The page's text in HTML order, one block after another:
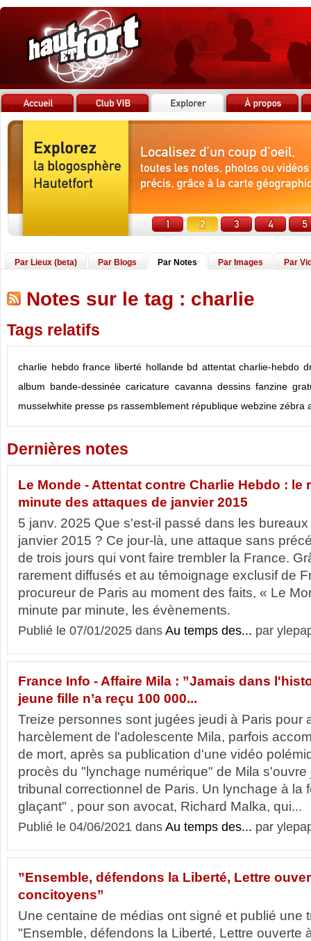
Par Lieux (beta) Par Blogs Par Notes Par Images Par
Notes sur le tag : charlie
Tags relatifs
charlie hebdo france liberté hollande bd attentat charlie-hebdo
album bande-dessinée caricature cavanna dessins fanzine
musselwhite presse ps rassemblement république webzine zébra
Dernières notes
Le Monde - Attentat contre Charlie Hebdo : le
minute des attaques de janvier 2015
5 janv. 2025 Que s'est-il passé dans les
janvier 2015 ? Ce jour-là, une attaque sans
de trois jours qui vont faire trembler la France.
rarement diffusés et au témoignage exclusif de
procureur de Paris au moment des faits, « Le
minute par minute, les évènements.
Publié le 07/01/2025 dans Au temps des... par
France Info - Affaire Mila : ”Jamais dans
jeune fille n’a reçu 100 000...
Treize personnes sont jugées jeudi à Paris pour
harcèlement de l'adolescente Mila, parfois
de mort, après sa publication d'une vidéo
procès du "lynchage numérique" de Mila
tribunal correctionnel de Paris. Un lynchage à la
glaçant" , pour son avocat, Richard Malka, qui...
Publié le 04/06/2021 dans Au temps des... par
”Ensemble, défendons la Liberté, Lettre
concitoyens”
Une centaine de médias ont signé et publié une
"Ensemble, défendons la Liberté, Lettre ouverte